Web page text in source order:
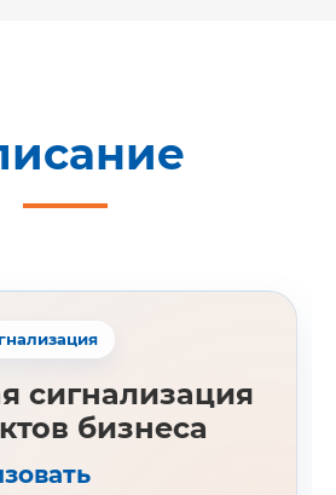
сигнализация
бизнеса